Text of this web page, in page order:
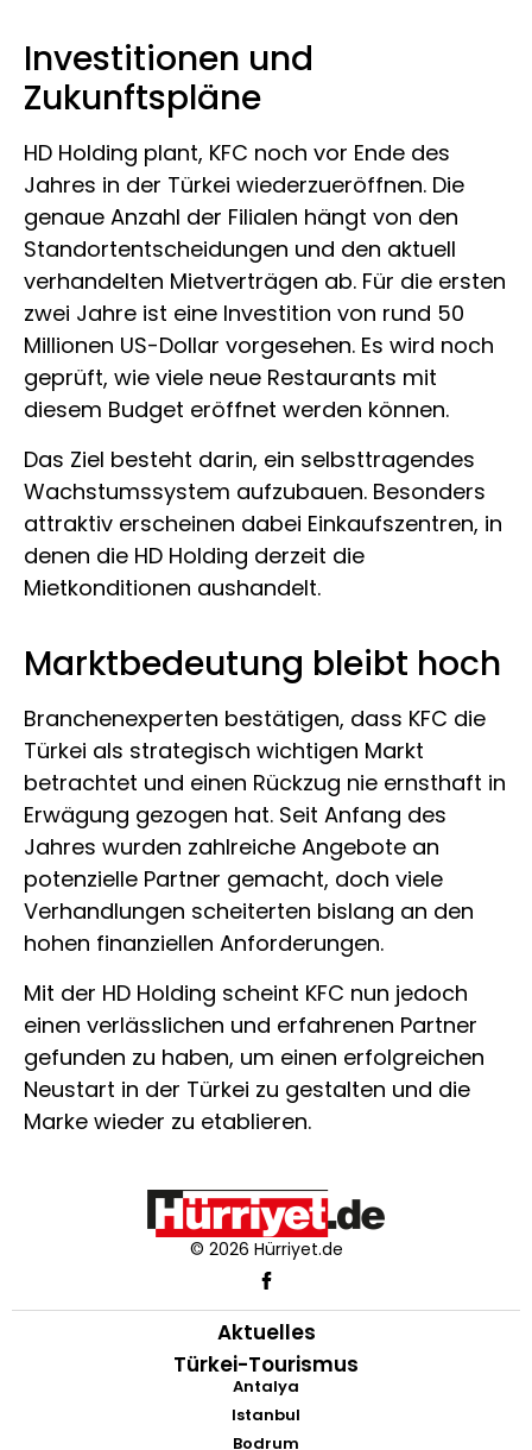
Investitionen und
Zukunftspläne
HD Holding plant, KFC noch vor Ende des
Jahres in der Türkei wiederzueröffnen. Die
genaue Anzahl der Filialen hängt von den
Standortentscheidungen und den aktuell
verhandelten Mietverträgen ab. Für die ersten
zwei Jahre ist eine Investition von rund 50
Millionen US-Dollar vorgesehen. Es wird noch
geprüft, wie viele neue Restaurants mit
diesem Budget eröffnet werden können.
Das Ziel besteht darin, ein selbsttragendes
Wachstumssystem aufzubauen. Besonders
attraktiv erscheinen dabei Einkaufszentren, in
denen die HD Holding derzeit die
Mietkonditionen aushandelt.
Marktbedeutung bleibt hoch
Branchenexperten bestätigen, dass KFC die
Türkei als strategisch wichtigen Markt
betrachtet und einen Rückzug nie ernsthaft in
Erwägung gezogen hat. Seit Anfang des
Jahres wurden zahlreiche Angebote an
potenzielle Partner gemacht, doch viele
Verhandlungen scheiterten bislang an den
hohen finanziellen Anforderungen.
Mit der HD Holding scheint KFC nun jedoch
einen verlässlichen und erfahrenen Partner
gefunden zu haben, um einen erfolgreichen
Neustart in der Türkei zu gestalten und die
Marke wieder zu etablieren.
© 2026 Hürriyet.de
Aktuelles
Türkei-Tourismus
Antalya
Istanbul
Bodrum